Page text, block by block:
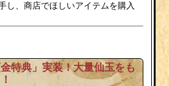
し、商店でほしいアイテムを購入
特典」実装！大量仙玉をも